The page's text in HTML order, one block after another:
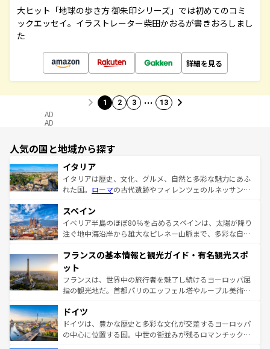
大ヒット「地球の歩き方 御朱印シリーズ」では初めてのコミ
ックエッセイ。イラストレーター柴田かおるが書きおろしまし
た
詳細を見る
1 2 3 … 13
AD
AD
人気の国と地域から探す
イタリア
イタリアは歴史、文化、グルメ、自然と多彩な魅力にあふ
れた国。 ローマの古代遺跡やフィレンツェのルネッサンス
ろん、トスカーナの美しい田園風景やアマルフィ海岸の絶
景など、自然景観も見逃せない。観光の合間には、本場の
ピザやパスタなど、絶品のイタリア料理を堪能することも
ませてくれるイタリアで、忘れられない旅をしてみよう！
なお、新着のイタリア情報は
しい。
スペイン
イベリア半島のほぼ80％を占めるスペインは、太陽が降り
注ぐ地中海沿岸から雄大なピレネー山脈まで、多彩な自然
文化が根付くこの国では、情熱的なフラメンコ、熱気あふ
れる闘牛、そして美味しいタパスが生活の一部となってい
る。首都マドリードの洗練された雰囲気や、バルセロナの
アートに溢れた街角から、地方では古代ローマ遺跡や中世
せる。地方によって風土や気候が異なるスペインはその個
性で訪れる人を魅了する。 なお、新着のスペイン情報は コ
ンテンツ一覧を参照してほしい。
フランスの基本情報と観光ガイド・有名観光スポ
ット
フランスは、世界中の旅行者を魅了し続けるヨーロッパ屈
指の観光地だ。首都パリのエッフェル塔やルーブル美術館
で、幅広い魅力が詰まっている。華麗な宮殿、歴史的な大
聖堂、美しいビーチ、そして豊かな自然が、訪れる者を心
から魅了する。また、フランスは美食の国としても知ら
ドイツ
ドイツは、豊かな歴史と多彩な文化が交差するヨーロッパ
の中心に位置する国。中世の街並みが残るロマンチック街